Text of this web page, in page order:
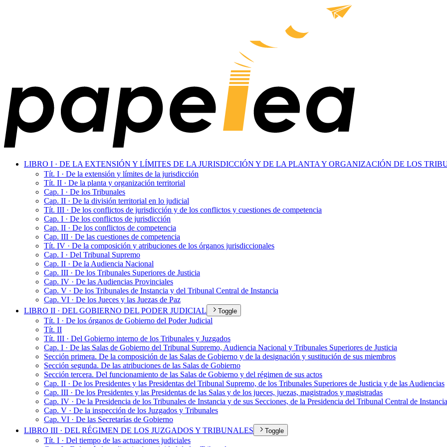
LIBRO I · DE LA EXTENSIÓN Y LÍMITES DE LA JURISDICCIÓN Y DE LA PLANTA Y ORGANIZACIÓN DE LOS
Tít. I · De la extensión y límites de la jurisdicción
Tít. II · De la planta y organización territorial
Cap. I · De los Tribunales
Cap. II · De la división territorial en lo judicial
Tít. III · De los conflictos de jurisdicción y de los conflictos y cuestiones de competencia
Cap. I · De los conflictos de jurisdicción
Cap. II · De los conflictos de competencia
Cap. III · De las cuestiones de competencia
Tít. IV · De la composición y atribuciones de los órganos jurisdiccionales
Cap. I · Del Tribunal Supremo
Cap. II · De la Audiencia Nacional
Cap. III · De los Tribunales Superiores de Justicia
Cap. IV · De las Audiencias Provinciales
Cap. V · De los Tribunales de Instancia y del Tribunal Central de Instancia
Cap. VI · De los Jueces y las Juezas de Paz
LIBRO II · DEL GOBIERNO DEL PODER JUDICIAL
Toggle
Tít. I · De los órganos de Gobierno del Poder Judicial
Tít. II
Tít. III · Del Gobierno interno de los Tribunales y Juzgados
Cap. I · De las Salas de Gobierno del Tribunal Supremo, Audiencia Nacional y Tribunales Superiores de Justicia
Sección primera. De la composición de las Salas de Gobierno y de la designación y sustitución de sus miembros
Sección segunda. De las atribuciones de las Salas de Gobierno
Sección tercera. Del funcionamiento de las Salas de Gobierno y del régimen de sus actos
Cap. II · De los Presidentes y las Presidentas del Tribunal Supremo, de los Tribunales Superiores de Justicia y de las Audiencias
Cap. III · De los Presidentes y las Presidentas de las Salas y de los jueces, juezas, magistrados y magistradas
Cap. IV · De la Presidencia de los Tribunales de Instancia y de sus Secciones, de la Presidencia del Tribunal Central de
Cap. V · De la inspección de los Juzgados y Tribunales
Cap. VI · De las Secretarías de Gobierno
LIBRO III · DEL RÉGIMEN DE LOS JUZGADOS Y TRIBUNALES
Toggle
Tít. I · Del tiempo de las actuaciones judiciales